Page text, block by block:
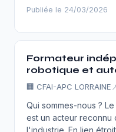
Publiée le 24/03/2026
Formateur
robotique et
🏢 CFAI-APC LORRAINE
Qui sommes-nous ?
est un acteur reconnu
l'industrie. En lien